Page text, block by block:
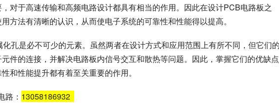
对于高速传输和高频电路设计都具有相当的作用。因此在设计PCB电路板之
方法有清晰的认识，从而使电子系统的可靠性和性能得以提高。
孔是必不可少的元素。虽然两者在设计方式和应用范围上有所不同，但它们的
件的连接，并解决电路板内信号交互和散热等问题。因此，掌握它们的优缺
和性能提升都有着至关重要的作用。
路： 13058186932